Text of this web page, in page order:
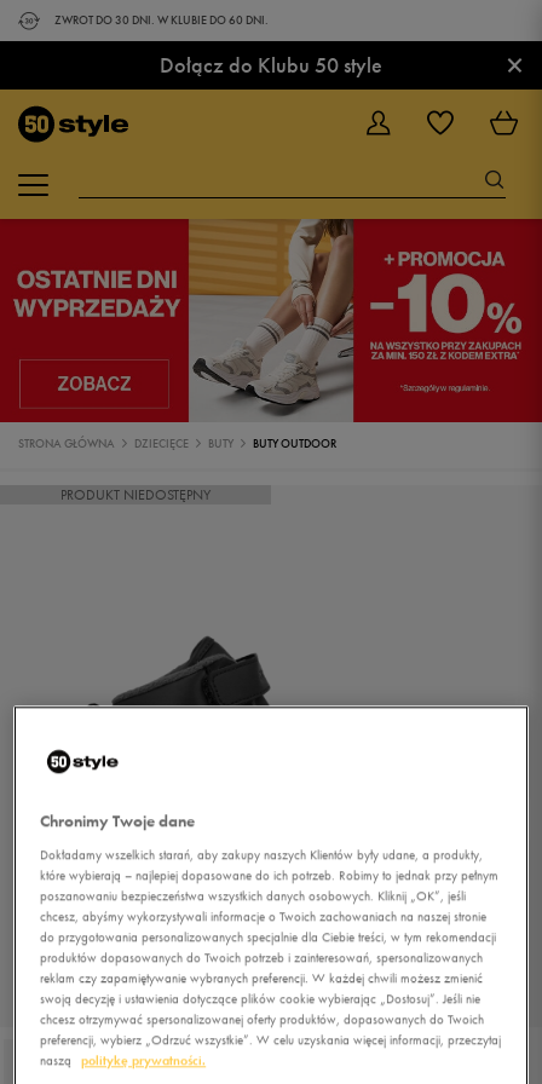
ZWROT DO 30 DNI. W KLUBIE DO 60 DNI.
Dołącz do Klubu 50 style ×
STRONA GŁÓWNA DZIECIĘCE BUTY BUTY OUTDOOR
PRODUKT NIEDOSTĘPNY
Chronimy Twoje dane
Dokładamy wszelkich starań, aby zakupy naszych Klientów były udane, a produkty,
które wybierają – najlepiej dopasowane do ich potrzeb. Robimy to jednak przy pełnym
poszanowaniu bezpieczeństwa wszystkich danych osobowych. Kliknij „OK”, jeśli
chcesz, abyśmy wykorzystywali informacje o Twoich zachowaniach na naszej stronie
do przygotowania personalizowanych specjalnie dla Ciebie treści, w tym rekomendacji
produktów dopasowanych do Twoich potrzeb i zainteresowań, spersonalizowanych
reklam czy zapamiętywanie wybranych preferencji. W każdej chwili możesz zmienić
swoją decyzję i ustawienia dotyczące plików cookie wybierając „Dostosuj”. Jeśli nie
chcesz otrzymywać spersonalizowanej oferty produktów, dopasowanych do Twoich
preferencji, wybierz „Odrzuć wszystkie”. W celu uzyskania więcej informacji, przeczytaj
naszą
politykę prywatności.